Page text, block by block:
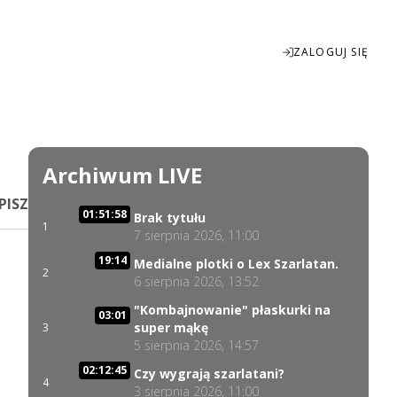
ZALOGUJ SIĘ
Enter
fullscreenArchiwum LIVE
1
01:51:58 Brak tytułu
7 sierpnia 2026, 11:00
2
19:14 Medialne plotki o Lex Szarlatan.
6 sierpnia 2026, 13:52
3
03:01
"Kombajnowanie" płaskurki na
super mąkę
5 sierpnia 2026, 14:57
4
02:12:45 Czy wygrają szarlatani?
3 sierpnia 2026, 11:00